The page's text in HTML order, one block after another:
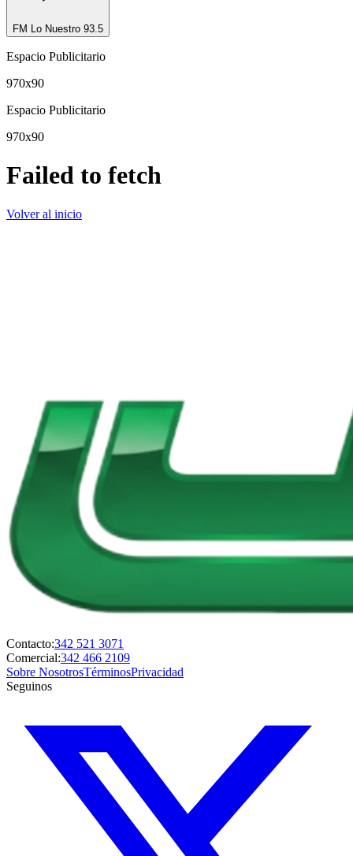
FM Lo Nuestro 93.5
Espacio Publicitario
970x90
Espacio Publicitario
970x90
Failed to fetch
Volver al inicio
Contacto:342 521 3071
Comercial:342 466 2109
Sobre NosotrosTérminosPrivacidad
Seguinos